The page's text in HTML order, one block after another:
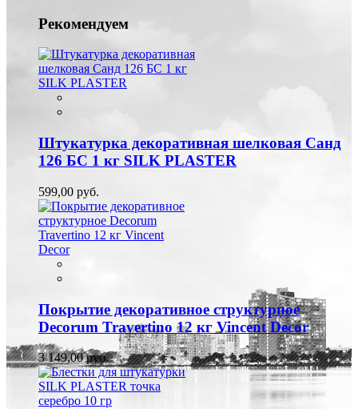
Рекомендуем
Штукатурка декоративная шелковая Санд
126 БС 1 кг SILK PLASTER
599,00 руб.
Покрытие декоративное структурное
Decorum Travertino 12 кг Vincent Decor
3 149,00 руб.